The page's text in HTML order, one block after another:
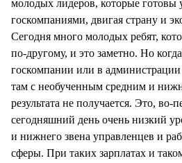
молодых лидеров, которые готовы
госкомпаниями, двигая страну и
Сегодня много молодых ребят,
по-другому, и это заметно. Но
госкомпании или в
там с необученным средним и
результата не получается. Это,
сегодняшний день очень низкий
и нижнего звена управленцев и
сферы. При таких зарплатах и